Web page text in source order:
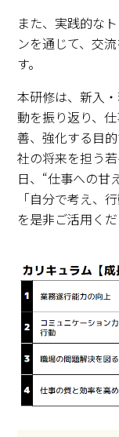
また、実践的な
ンを通じて、交
す。
本研修は、新入
動を振り返り、
善、強化する目
社の将来を担う
日、“仕事への甘
「自分で考え、
を是非ご活用くだ